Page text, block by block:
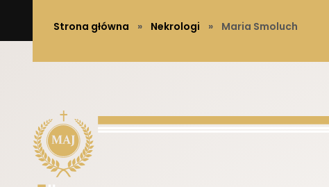
Strona główna » Nekrologi » Maria Smoluch